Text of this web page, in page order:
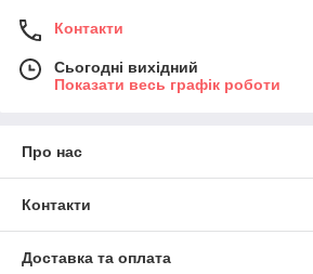
Контакти
Сьогодні вихідний
Показати весь графік роботи
Про нас
Контакти
Доставка та оплата